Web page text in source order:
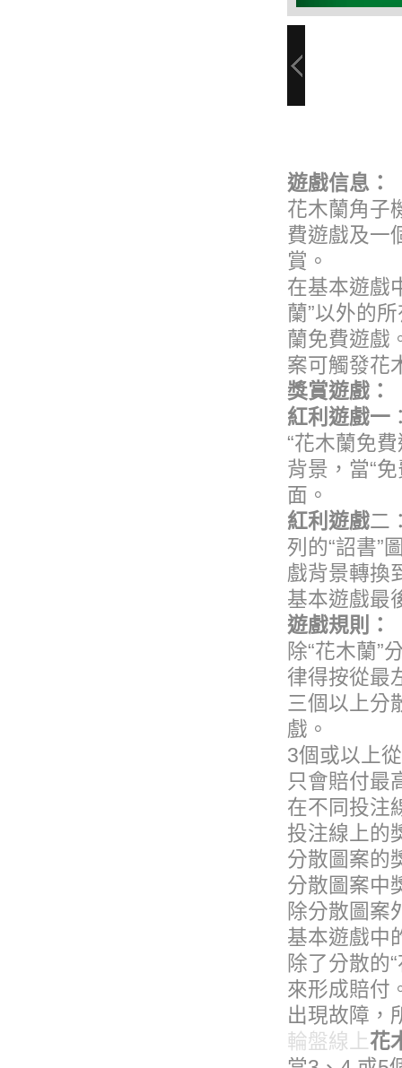
遊戲信息：
花木蘭角子
費遊戲及一
賞。
在基本遊戲
蘭”以外的
蘭免費遊戲
案可觸發花
獎賞遊戲：
紅利遊戲一
“花木蘭免
背景，當“
面。
紅利遊戲二
列的“詔書”
戲背景轉換
基本遊戲最
遊戲規則：
除“花木蘭”
律得按從最
三個以上分
戲。
3個或以上
只會賠付最
在不同投注
投注線上的
分散圖案
分散圖案
除分散圖案
基本遊戲中
除了分散的
來形成賠付
出現故障，
輪盤線上花